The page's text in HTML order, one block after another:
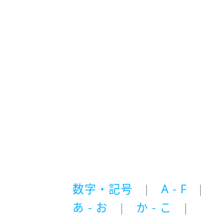
数字・記号 A - F
あ - お
か - こ